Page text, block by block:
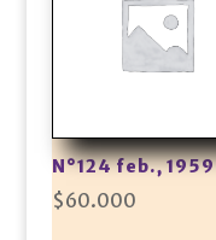
N°124 feb., 1959
$60.000